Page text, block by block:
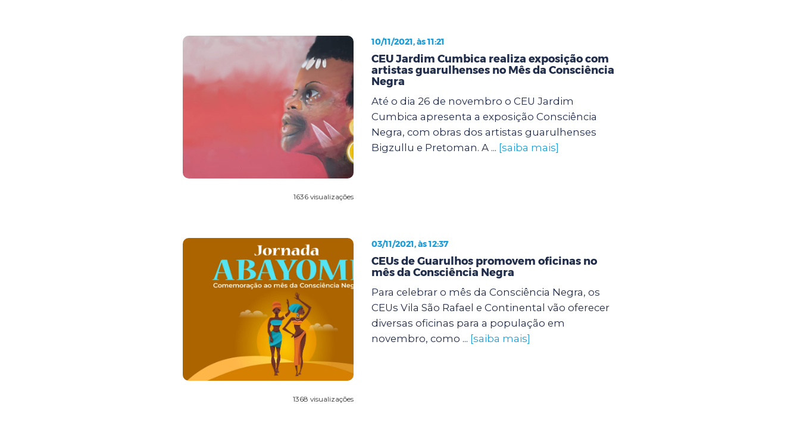
1636 visualizações
10/11/2021, às 11:21
CEU Jardim Cumbica realiza exposição com
artistas guarulhenses no Mês da Consciência
Negra
Até o dia 26 de novembro o CEU Jardim
Cumbica apresenta a exposição Consciência
Negra, com obras dos artistas guarulhenses
Bigzullu e Pretoman. A ... [saiba mais]
1368 visualizações
03/11/2021, às 12:37
CEUs de Guarulhos promovem oficinas no
mês da Consciência Negra
Para celebrar o mês da Consciência Negra, os
CEUs Vila São Rafael e Continental vão oferecer
diversas oficinas para a população em
novembro, como ... [saiba mais]